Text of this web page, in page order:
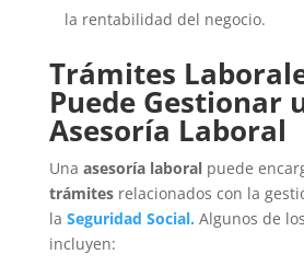
la rentabilidad del negocio.
Trámites
Puede Gestionar
Asesoría Laboral
Una asesoría laboralpuede
trámitesrelacionados con la
la Seguridad Social. Algunos de
incluyen: